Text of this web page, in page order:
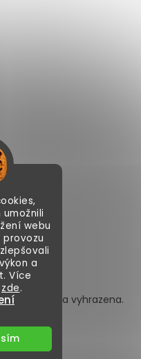
webu
provozu
a
Více
zde.
práva vyhrazena.